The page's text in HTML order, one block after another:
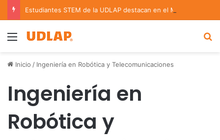
Menu
Inicio / Ingeniería en Robótica y Telecomunicaciones
Ingeniería en
Robótica y